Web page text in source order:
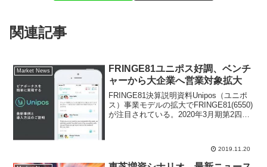
関連記事
Market News
FRINGE81ユニポス好調、ベンチ
ャーから大企業へ営業対象拡大
FRINGE81決算説明資料Unipos（ユニポ
ス）事業モデルの拡大でFRINGE81(6550)
が注目されている。2020年3月期第2四半
2019.11.20